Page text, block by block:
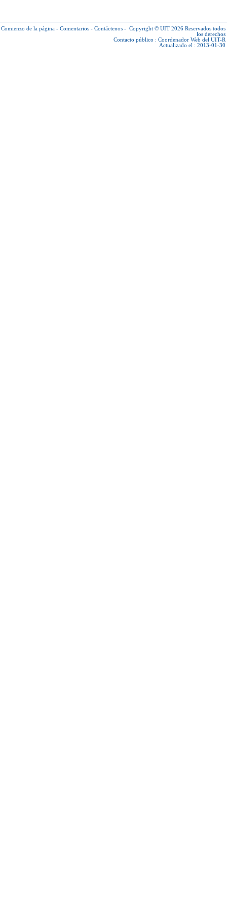
Comienzo de la página - Comentarios - Contáctenos - Copyright © UIT 2026 Reservados todos
los derechos
Contacto público : Coordenador Web del UIT-R
Actualizado el : 2013-01-30